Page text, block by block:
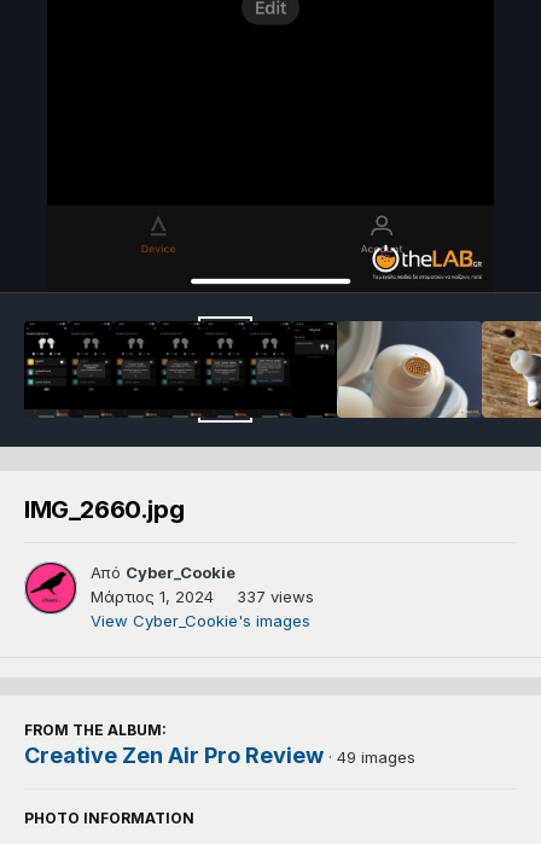
IMG_2660.jpg
Από Cyber_Cookie
Μάρτιος 1, 2024
337 views
View Cyber_Cookie's images
FROM THE ALBUM:
Creative Zen Air Pro Review · 49 images
PHOTO INFORMATION